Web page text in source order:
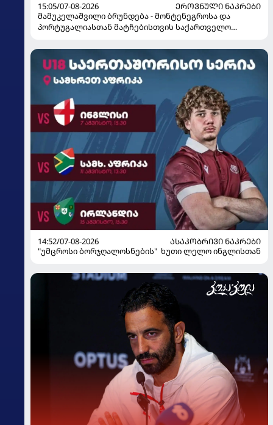
15:05/07-08-2026
ᲔᲠᲝᲕᲜᲣᲚᲘ ᲜᲐᲙᲠᲔᲑᲘ
მამუკელაშვილი ბრუნდება - მონტენეგროსა და
პორტუგალიასთან მატჩებისთვის საქართველო
14:52/07-08-2026
ᲐᲡᲐᲙᲝᲑᲠᲘᲕᲘ ᲜᲐᲙᲠᲔᲑᲘ
"უმცროსი ბორჯღალოსნების" ხუთი ლელო ინგლისთან